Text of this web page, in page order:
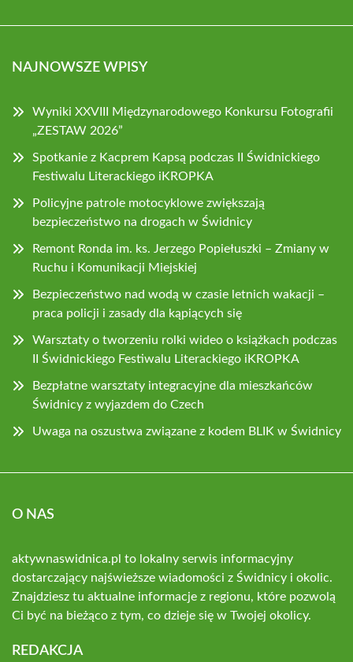
NAJNOWSZE WPISY
Wyniki XXVIII Międzynarodowego Konkursu Fotografii
„ZESTAW 2026”
Spotkanie z Kacprem Kapsą podczas II Świdnickiego
Festiwalu Literackiego iKROPKA
Policyjne patrole motocyklowe zwiększają
bezpieczeństwo na drogach w Świdnicy
Remont Ronda im. ks. Jerzego Popiełuszki – Zmiany w
Ruchu i Komunikacji Miejskiej
Bezpieczeństwo nad wodą w czasie letnich wakacji –
praca policji i zasady dla kąpiących się
Warsztaty o tworzeniu rolki wideo o książkach podczas
II Świdnickiego Festiwalu Literackiego iKROPKA
Bezpłatne warsztaty integracyjne dla mieszkańców
Świdnicy z wyjazdem do Czech
Uwaga na oszustwa związane z kodem BLIK w Świdnicy
O NAS
aktywnaswidnica.pl to lokalny serwis informacyjny
dostarczający najświeższe wiadomości z Świdnicy i okolic.
Znajdziesz tu aktualne informacje z regionu, które pozwolą
Ci być na bieżąco z tym, co dzieje się w Twojej okolicy.
REDAKCJA